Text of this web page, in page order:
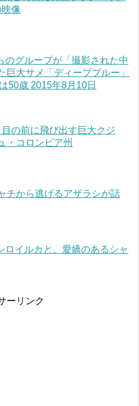
像
のグループが「撮影された中
大サメ「ディープブルー」
50歳 2015年8月10日
目の前に飛び出す巨大クジ
コロンビア州
チから逃げるアザラシが話
ロイルカと、愛嬌のあるシャ
ーリンク